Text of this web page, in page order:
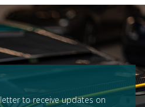
to receive updates on